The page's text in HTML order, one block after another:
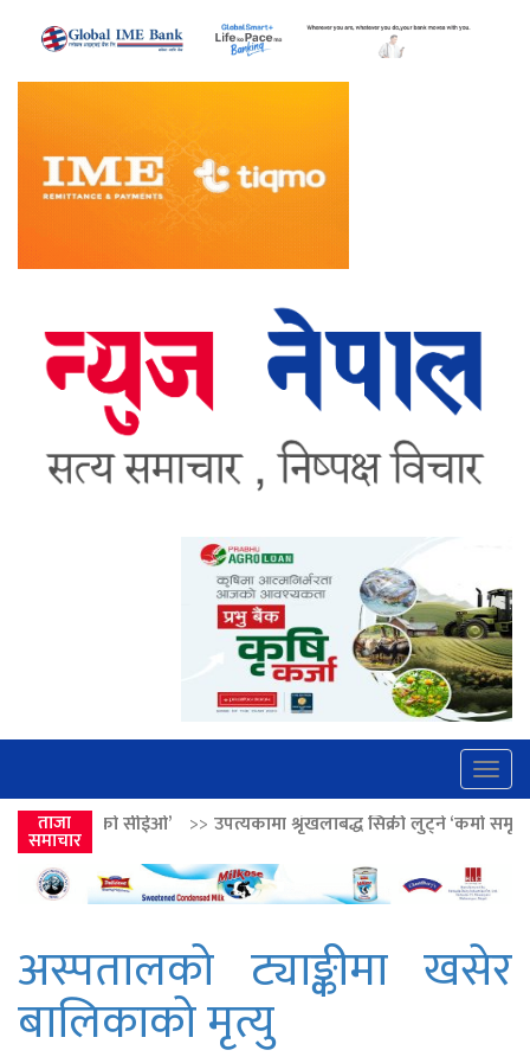
ताजा
समाचार
>>उपत्यकामा श्रृंखलाबद्ध सिक्री लुट्ने ‘कर्मा समूह’का नाइकेसहित पाँच
अस्पतालको ट्याङ्कीमा खसेर
बालिकाको मृत्यु